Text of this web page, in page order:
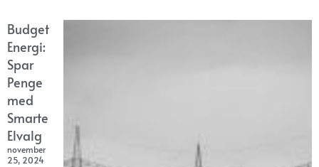
Budget
Energi:
Spar
Penge
med
Smarte
Elvalg
november
25, 2024